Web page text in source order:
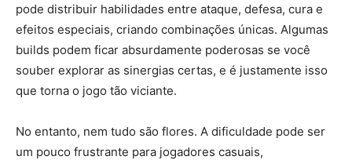
pode distribuir habilidades entre ataque, defesa, cura e
efeitos especiais, criando combinações únicas. Algumas
builds podem ficar absurdamente poderosas se você
souber explorar as sinergias certas, e é justamente isso
que torna o jogo tão viciante.
No entanto, nem tudo são flores. A dificuldade pode ser
um pouco frustrante para jogadores casuais,